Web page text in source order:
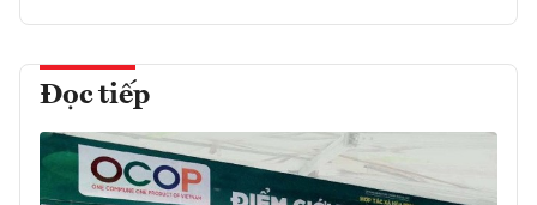
Đọc tiếp